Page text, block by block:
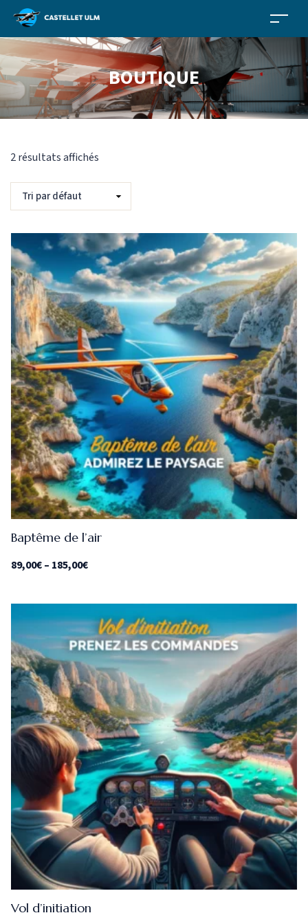
BOUTIQUE
2 résultats affichés
Baptême de l’air
89,00€– 185,00€
Vol d’initiation